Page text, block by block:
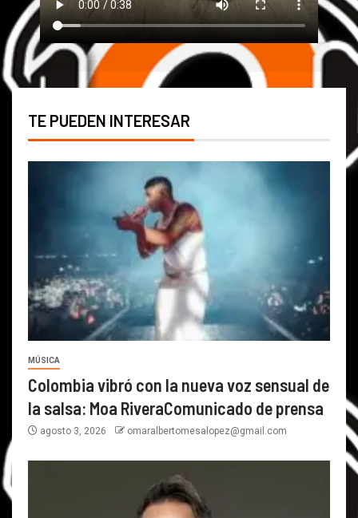
TE PUEDEN INTERESAR
MÚSICA
Colombia vibró con la nueva voz sensual de
la salsa: Moa RiveraComunicado de prensa
agosto 3, 2026 omaralbertomesalopez@gmail.com